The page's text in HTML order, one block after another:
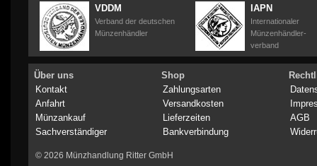
VDDM
Verband der deutschen
Münzenhändler
IAPN
Internationaler
Münzenhändler-
verband
Über uns
Kontakt
Anfahrt
Münzankauf
Sachverständiger
Shop
Zahlungsarten
Versandkosten
Lieferzeiten
Bankverbindung
AGB
© 2026 Münzhandlung Ritter GmbH